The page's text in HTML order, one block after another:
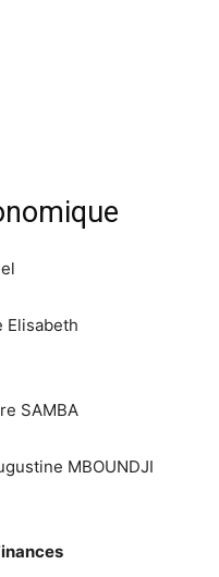
Elisabeth
SAMBA
MBOUNDJI